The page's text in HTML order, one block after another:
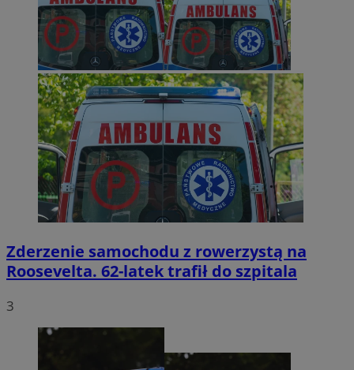
Zderzenie samochodu z rowerzystą na
Roosevelta. 62-latek trafił do szpitala
3